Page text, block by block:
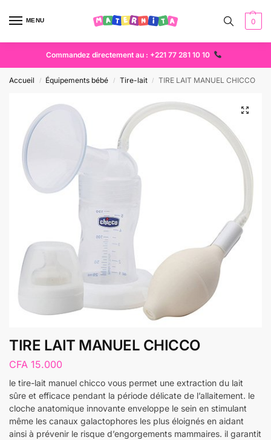
MENU 0
Commandez directement au : +221 77 281 10 10
Accueil / Équipements bébé / Tire-lait / TIRE LAIT MANUEL CHICCO
TIRE LAIT MANUEL CHICCO
CFA 15.000
le tire-lait manuel chicco vous permet une extraction du lait
sûre et efficace pendant la période délicate de l’allaitement. le
cloche anatomique innovante enveloppe le sein en stimulant
même les canaux galactophores les plus éloignés en aidant
ainsi à prévenir le risque d’engorgements mammaires. il garantit